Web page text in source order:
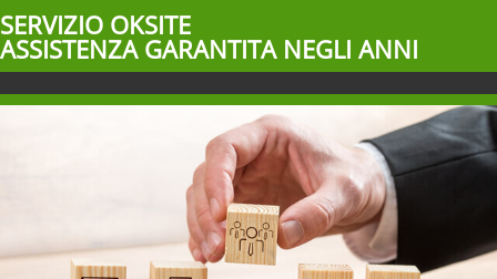
SERVIZIO OKSITE
ASSISTENZA GARANTITA NEGLI ANNI